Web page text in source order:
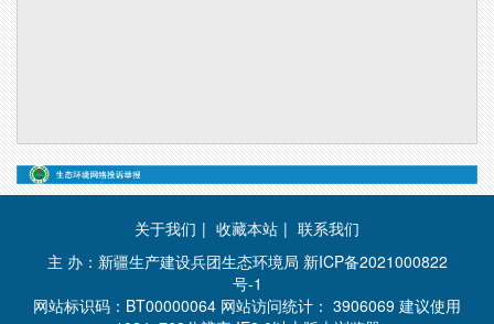
关于我们 | 收藏本站 | 联系我们
主 办：新疆生产建设兵团生态环境局 新ICP备2021000822
号-1
网站标识码：BT00000064 网站访问统计： 3906069 建议使用